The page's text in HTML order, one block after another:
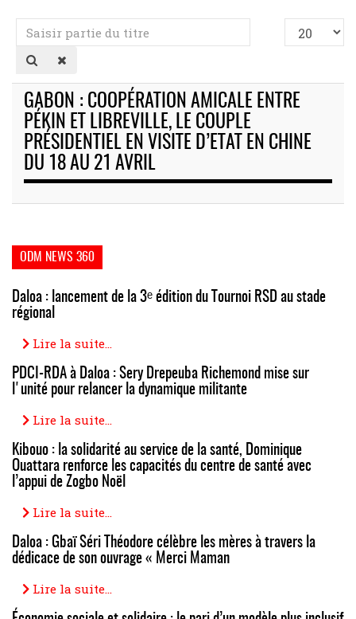
Saisir
partie
du
titre
Afficher
#
GABON : COOPÉRATION AMICALE ENTRE
PÉKIN ET LIBREVILLE, LE COUPLE
PRÉSIDENTIEL EN VISITE D’ETAT EN CHINE
DU 18 AU 21 AVRIL
ODM NEWS 360
Daloa : lancement de la 3ᵉ édition du Tournoi RSD au stade
régional
Lire la suite...
PDCI-RDA à Daloa : Sery Drepeuba Richemond mise sur
l'unité pour relancer la dynamique militante
Lire la suite...
Kibouo : la solidarité au service de la santé, Dominique
Ouattara renforce les capacités du centre de santé avec
l’appui de Zogbo Noël
Lire la suite...
Daloa : Gbaï Séri Théodore célèbre les mères à travers la
dédicace de son ouvrage « Merci Maman
Lire la suite...